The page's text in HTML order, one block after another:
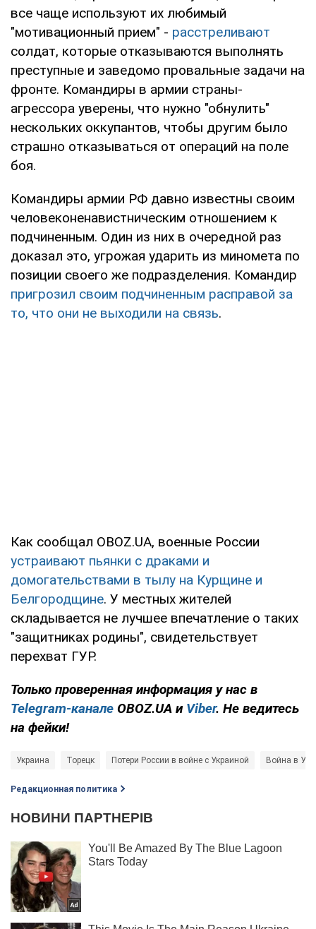
все чаще используют их любимый
"мотивационный прием" - расстреливают
солдат, которые отказываются выполнять
преступные и заведомо провальные задачи на
фронте. Командиры в армии страны-
агрессора уверены, что нужно "обнулить"
нескольких оккупантов, чтобы другим было
страшно отказываться от операций на поле
боя.
Командиры армии РФ давно известны своим
человеконенавистническим отношением к
подчиненным. Один из них в очередной раз
доказал это, угрожая ударить из миномета по
позиции своего же подразделения. Командир
пригрозил своим подчиненным расправой за
то, что они не выходили на связь.
Как сообщал OBOZ.UA, военные России
устраивают пьянки с драками и
домогательствами в тылу на Курщине и
Белгородщине. У местных жителей
складывается не лучшее впечатление о таких
"защитниках родины", свидетельствует
перехват ГУР.
Только проверенная информация у нас в
Telegram-канале OBOZ.UA и Viber. Не ведитесь
на фейки!
Украина Торецк Потери России в войне с Украиной Война в
Редакционная политика